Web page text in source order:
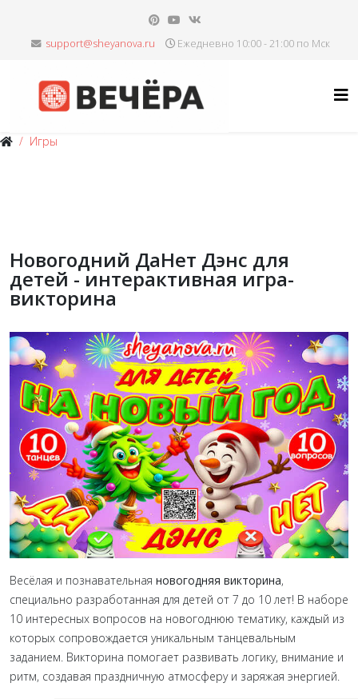
Ежедневно 10:00 - 21:00 по Мск
Игры
Новогодний ДаНет Дэнс для
детей - интерактивная игра-
викторина
Весёлая и познавательная новогодняя викторина,
специально разработанная для детей от 7 до 10 лет! В наборе
10 интересных вопросов на новогоднюю тематику, каждый из
которых сопровождается уникальным танцевальным
заданием. Викторина помогает развивать логику, внимание и
ритм, создавая праздничную атмосферу и заряжая энергией.